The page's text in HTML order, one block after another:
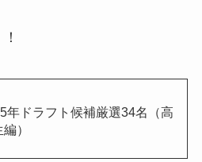
年ドラフト候補厳選34名（高
）